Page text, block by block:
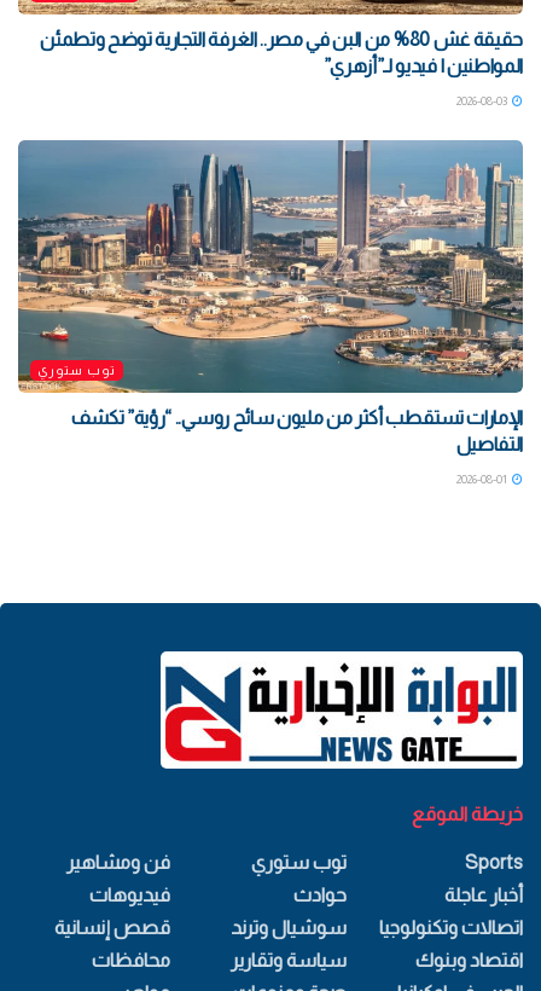
حقيقة غش 80% من البن في مصر.. الغرفة التجارية توضح وتطمئن
المواطنين | فيديو لـ”أزهري”
توب ستوري
الإمارات تستقطب أكثر من مليون سائح روسي.. “رؤية” تكشف
التفاصيل
خريطة الموقع
Sports
أخبار عاجلة
اتصالات وتكنولوجيا
اقتصاد وبنوك
توب ستوري
حوادث
سوشيال وترند
سياسة وتقارير
فن ومشاهير
فيديوهات
قصص إنسانية
محافظات